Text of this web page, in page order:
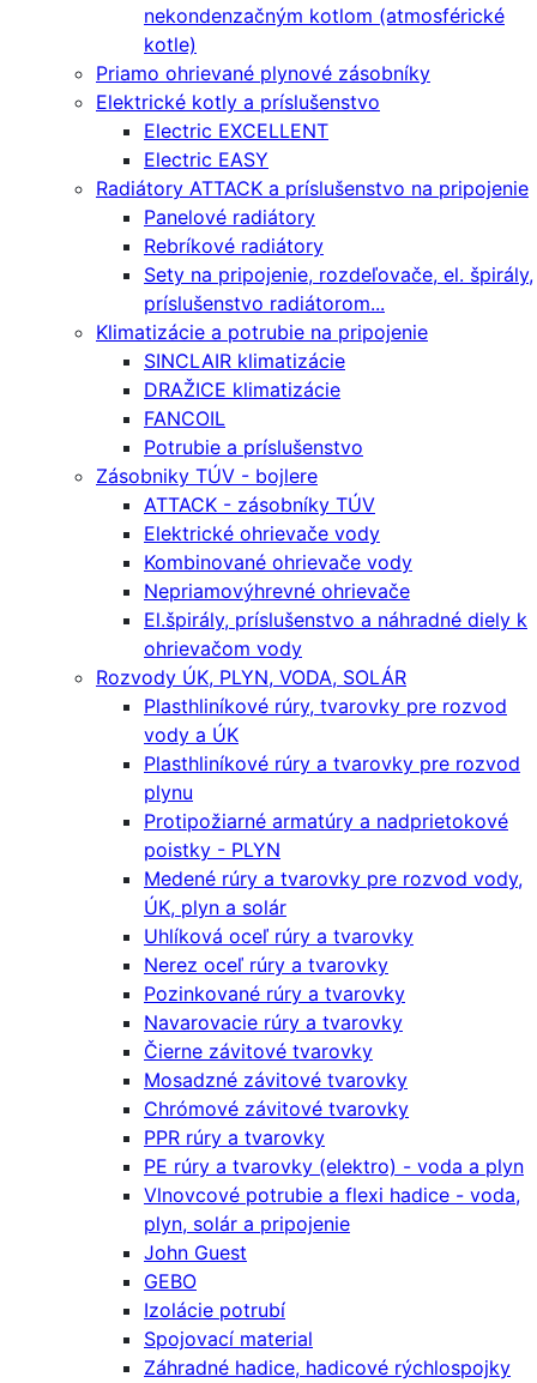
nekondenzačným kotlom (atmosférické
kotle)
Priamo ohrievané plynové zásobníky
Elektrické kotly a príslušenstvo
Electric EXCELLENT
Electric EASY
Radiátory ATTACK a príslušenstvo na pripojenie
Panelové radiátory
Rebríkové radiátory
Sety na pripojenie, rozdeľovače, el. špirály,
príslušenstvo radiátorom...
Klimatizácie a potrubie na pripojenie
SINCLAIR klimatizácie
DRAŽICE klimatizácie
FANCOIL
Potrubie a príslušenstvo
Zásobniky TÚV - bojlere
ATTACK - zásobníky TÚV
Elektrické ohrievače vody
Kombinované ohrievače vody
Nepriamovýhrevné ohrievače
El.špirály, príslušenstvo a náhradné diely k
ohrievačom vody
Rozvody ÚK, PLYN, VODA, SOLÁR
Plasthliníkové rúry, tvarovky pre rozvod
vody a ÚK
Plasthliníkové rúry a tvarovky pre rozvod
plynu
Protipožiarné armatúry a nadprietokové
poistky - PLYN
Medené rúry a tvarovky pre rozvod vody,
ÚK, plyn a solár
Uhlíková oceľ rúry a tvarovky
Nerez oceľ rúry a tvarovky
Pozinkované rúry a tvarovky
Navarovacie rúry a tvarovky
Čierne závitové tvarovky
Mosadzné závitové tvarovky
Chrómové závitové tvarovky
PPR rúry a tvarovky
PE rúry a tvarovky (elektro) - voda a plyn
Vlnovcové potrubie a flexi hadice - voda,
plyn, solár a pripojenie
John Guest
GEBO
Izolácie potrubí
Spojovací material
Záhradné hadice, hadicové rýchlospojky